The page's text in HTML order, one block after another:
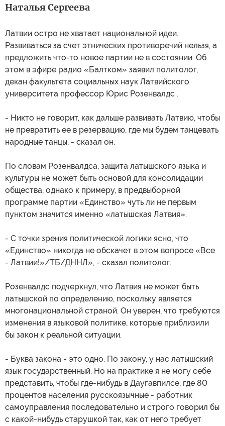
Наталья Сергеева
Латвии остро не хватает национальной идеи.
Развиваться за счет этнических противоречий нельзя, а
предложить что-то новое партии не в состоянии. Об
этом в эфире радио «Балтком» заявил политолог,
декан факультета социальных наук Латвийского
университета профессор Юрис Розенвалдс .
- Никто не говорит, как дальше развивать Латвию, чтобы
не превратить ее в резервацию, где мы будем танцевать
народные танцы, - сказал он.
По словам Розенвалдса, защита латышского языка и
культуры не может быть основой для консолидации
общества, однако к примеру, в предвыборной
программе партии «Единство» чуть ли не первым
пунктом значится именно «латышская Латвия».
- С точки зрения политической логики ясно, что
«Единство» никогда не обскачет в этом вопросе «Все
- Латвии!»/ТБ/ДННЛ», - сказал политолог.
Розенвалдс подчеркнул, что Латвия не может быть
латышской по определению, поскольку является
многонациональной страной. Он уверен, что требуются
изменения в языковой политике, которые приблизили
бы закон к реальной ситуации.
- Буква закона - это одно. По закону, у нас латышский
язык государственный. Но на практике я не могу себе
представить, чтобы где-нибудь в Даугавпилсе, где 80
процентов населения русскоязычные - работник
самоуправления последовательно и строго говорил бы
с какой-нибудь старушкой так, как от него требует